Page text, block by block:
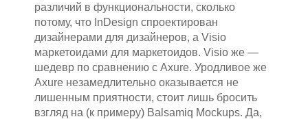
различий в функциональности, сколько
потому, что InDesign спроектирован
дизайнерами для дизайнеров, а Visio
маркетоидами для маркетоидов. Visio же —
шедевр по сравнению с Axure. Уродливое же
Axure незамедлительно оказывается не
лишенным приятности, стоит лишь бросить
взгляд на (к примеру) Balsamiq Mockups. Да,